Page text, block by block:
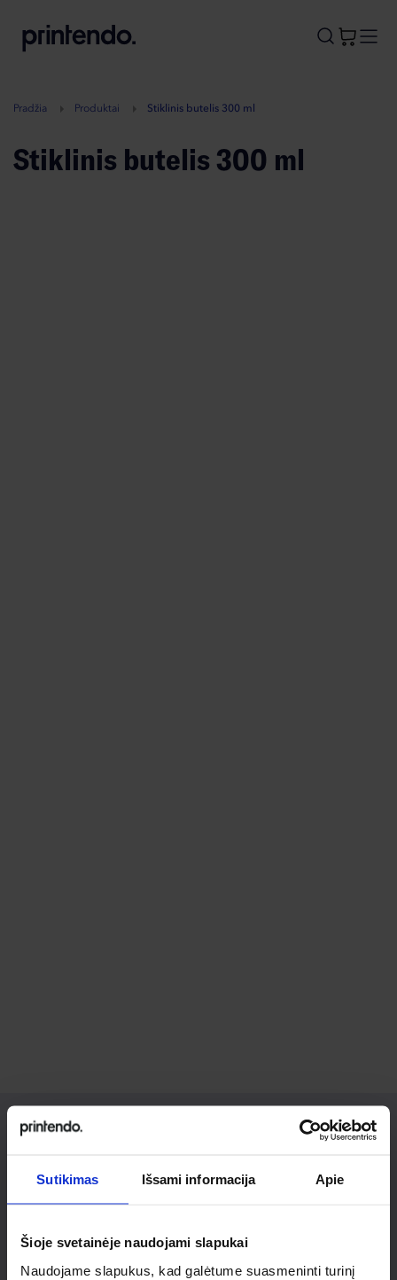
Sutikimas Išsami informacija Apie
Šioje svetainėje naudojami slapukai
Naudojame slapukus, kad galėtume suasmeninti turinį
A
Pradžia Produktai Stiklinis butelis 300 ml
Stiklinis butelis 300 ml
Ieškai
individualaus
sprendimo?